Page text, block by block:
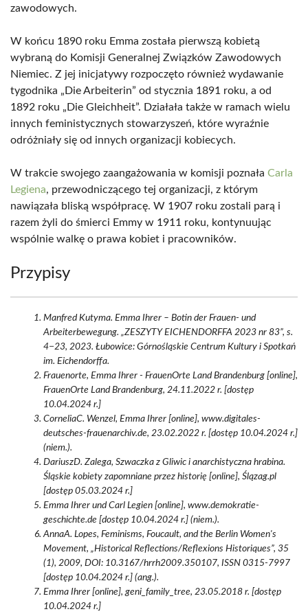
zawodowych.
W końcu 1890 roku Emma została pierwszą kobietą
wybraną do Komisji Generalnej Związków Zawodowych
Niemiec. Z jej inicjatywy rozpoczęto również wydawanie
tygodnika „Die Arbeiterin” od stycznia 1891 roku, a od
1892 roku „Die Gleichheit”. Działała także w ramach wielu
innych feministycznych stowarzyszeń, które wyraźnie
odróżniały się od innych organizacji kobiecych.
W trakcie swojego zaangażowania w komisji poznała Carla
Legiena, przewodniczącego tej organizacji, z którym
nawiązała bliską współpracę. W 1907 roku zostali parą i
razem żyli do śmierci Emmy w 1911 roku, kontynuując
wspólnie walkę o prawa kobiet i pracowników.
Przypisy
Manfred Kutyma. Emma Ihrer – Botin der Frauen- und
Arbeiterbewegung. „ZESZYTY EICHENDORFFA 2023 nr 83”, s.
4−23, 2023. Łubowice: Górnośląskie Centrum Kultury i Spotkań
im. Eichendorffa.
Frauenorte, Emma Ihrer - FrauenOrte Land Brandenburg [online],
FrauenOrte Land Brandenburg, 24.11.2022 r. [dostęp
10.04.2024 r.]
CorneliaC. Wenzel, Emma Ihrer [online], www.digitales-
deutsches-frauenarchiv.de, 23.02.2022 r. [dostęp 10.04.2024 r.]
(niem.).
DariuszD. Zalega, Szwaczka z Gliwic i anarchistyczna hrabina.
Śląskie kobiety zapomniane przez historię [online], Ślązag.pl
[dostęp 05.03.2024 r.]
Emma Ihrer und Carl Legien [online], www.demokratie-
geschichte.de [dostęp 10.04.2024 r.] (niem.).
AnnaA. Lopes, Feminisms, Foucault, and the Berlin Women's
Movement, „Historical Reflections/Reflexions Historiques”, 35
(1), 2009, DOI: 10.3167/hrrh2009.350107, ISSN 0315-7997
[dostęp 10.04.2024 r.] (ang.).
Emma Ihrer [online], geni_family_tree, 23.05.2018 r. [dostęp
10.04.2024 r.]